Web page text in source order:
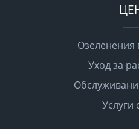
Уход за
Услуги